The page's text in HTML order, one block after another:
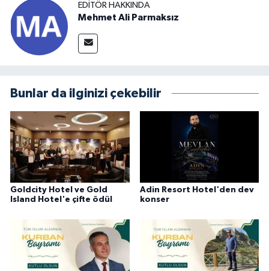
EDITÖR HAKKINDA
Mehmet Ali Parmaksız
Bunlar da ilginizi çekebilir
Goldcity Hotel ve Gold
Island Hotel'e çifte ödül
Adin Resort Hotel'den dev
konser